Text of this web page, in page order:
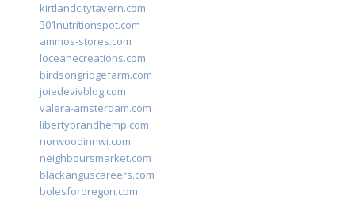
kirtlandcitytavern.com
301nutritionspot.com
ammos-stores.com
loceanecreations.com
birdsongridgefarm.com
joiedevivblog.com
valera-amsterdam.com
libertybrandhemp.com
norwoodinnwi.com
neighboursmarket.com
blackanguscareers.com
bolesfororegon.com